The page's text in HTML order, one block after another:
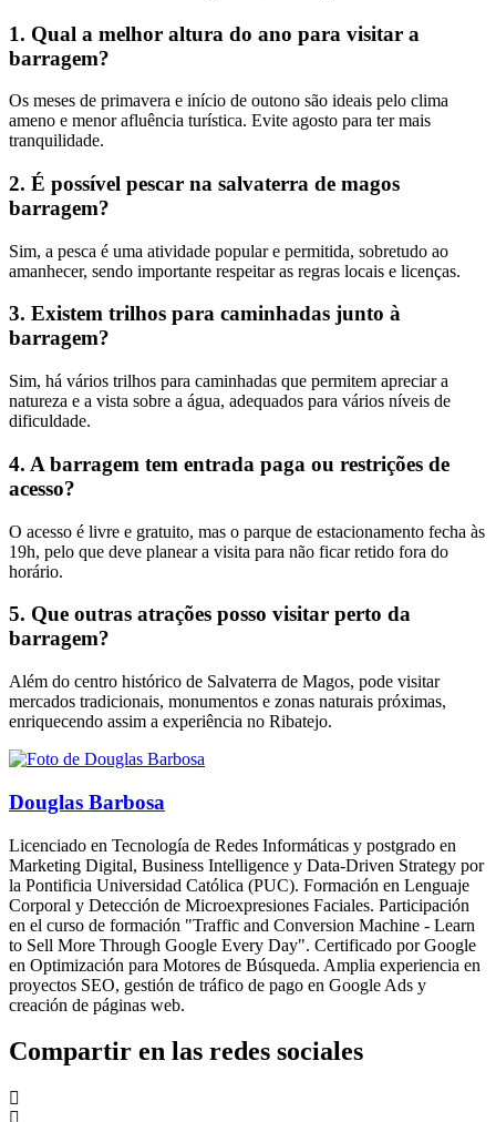
1. Qual a melhor altura do ano para visitar a
barragem?
Os meses de primavera e início de outono são ideais pelo clima
ameno e menor afluência turística. Evite agosto para ter mais
tranquilidade.
2. É possível pescar na salvaterra de magos
barragem?
Sim, a pesca é uma atividade popular e permitida, sobretudo ao
amanhecer, sendo importante respeitar as regras locais e licenças.
3. Existem trilhos para caminhadas junto à
barragem?
Sim, há vários trilhos para caminhadas que permitem apreciar a
natureza e a vista sobre a água, adequados para vários níveis de
dificuldade.
4. A barragem tem entrada paga ou restrições de
acesso?
O acesso é livre e gratuito, mas o parque de estacionamento fecha às
19h, pelo que deve planear a visita para não ficar retido fora do
horário.
5. Que outras atrações posso visitar perto da
barragem?
Além do centro histórico de Salvaterra de Magos, pode visitar
mercados tradicionais, monumentos e zonas naturais próximas,
enriquecendo assim a experiência no Ribatejo.
Douglas Barbosa
Licenciado en Tecnología de Redes Informáticas y postgrado en
Marketing Digital, Business Intelligence y Data-Driven Strategy por
la Pontificia Universidad Católica (PUC). Formación en Lenguaje
Corporal y Detección de Microexpresiones Faciales. Participación
en el curso de formación "Traffic and Conversion Machine - Learn
to Sell More Through Google Every Day". Certificado por Google
en Optimización para Motores de Búsqueda. Amplia experiencia en
proyectos SEO, gestión de tráfico de pago en Google Ads y
creación de páginas web.
Compartir en las redes sociales